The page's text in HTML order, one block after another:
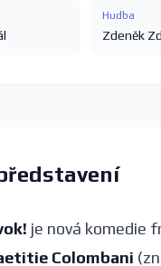
Hudba
Zdeněk
je nová komedie
Colombani